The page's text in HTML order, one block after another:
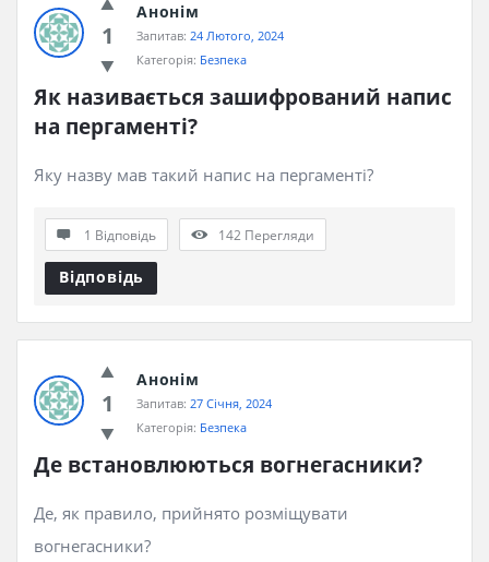
1
Анонім
Запитав: 24 Лютого, 2024
Категорія: Безпека
Як називається зашифрований напис
на пергаменті?
Яку назву мав такий напис на пергаменті?
1 Відповідь 142 Перегляди
Відповідь
1
Анонім
Запитав: 27 Січня, 2024
Категорія: Безпека
Де встановлюються вогнегасники?
Де, як правило, прийнято розміщувати
вогнегасники?